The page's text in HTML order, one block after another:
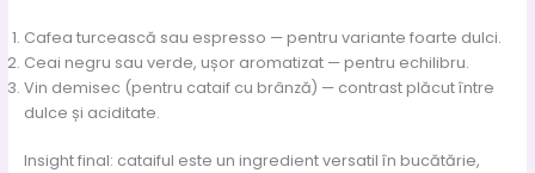
Cafea turcească sau espresso — pentru variante foarte dulci.
Ceai negru sau verde, ușor aromatizat — pentru echilibru.
Vin demisec (pentru cataif cu brânză) — contrast plăcut între
dulce și aciditate.
Insight final: cataiful este un ingredient versatil în bucătărie,